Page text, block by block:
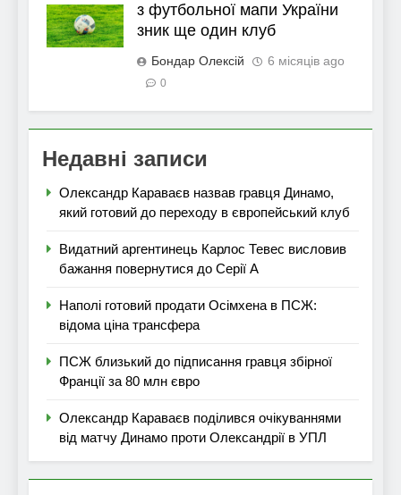
з футбольної мапи України
зник ще один клуб
Бондар Олексій 6 місяців ago
0
Недавні записи
Олександр Караваєв назвав гравця Динамо,
який готовий до переходу в європейський клуб
Видатний аргентинець Карлос Тевес висловив
бажання повернутися до Серії А
Наполі готовий продати Осімхена в ПСЖ:
відома ціна трансфера
ПСЖ близький до підписання гравця збірної
Франції за 80 млн євро
Олександр Караваєв поділився очікуваннями
від матчу Динамо проти Олександрії в УПЛ